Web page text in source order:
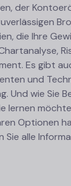
der
die Ihre
Es gibt
und
Und wie Sie
lernen
Optionen
Sie alle